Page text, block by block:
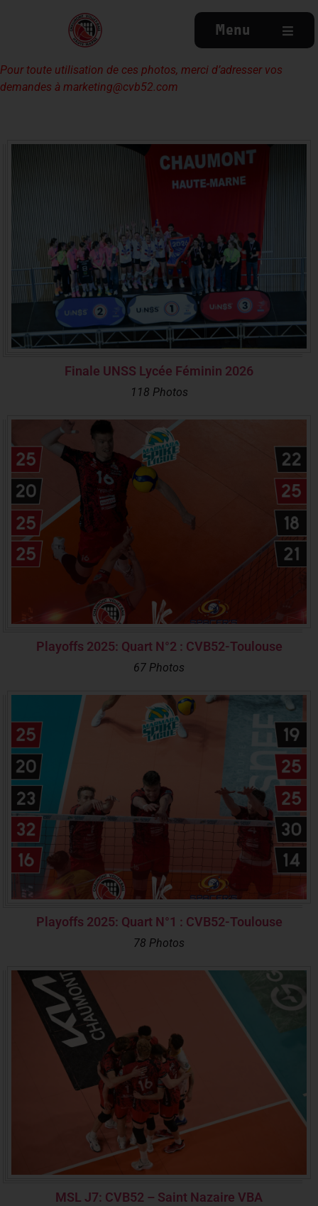
Menu
Pour toute utilisation de ces photos, merci d’adresser vos
demandes à marketing@cvb52.com
Finale UNSS Lycée Féminin 2026
118 Photos
Playoffs 2025: Quart N°2 : CVB52-Toulouse
67 Photos
Playoffs 2025: Quart N°1 : CVB52-Toulouse
78 Photos
MSL J7: CVB52 – Saint Nazaire VBA